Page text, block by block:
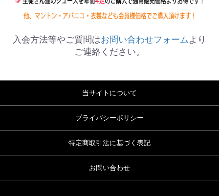
入会方法等やご質問はお問い合わせフォームより
ご連絡ください。
当サイトについて
プライバシーポリシー
特定商取引法に基づく表記
お問い合わせ